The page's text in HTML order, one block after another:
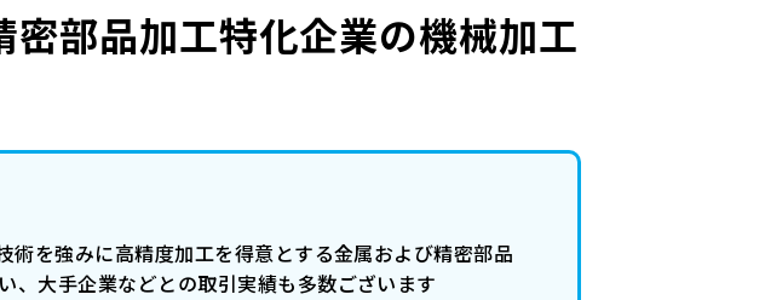
密部品加工特化企業の機械加工
を強みに高精度加工を得意とする金属および精密部品
大手企業などとの取引実績も多数ございます